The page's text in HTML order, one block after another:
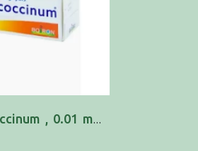
Oscillococcinum , 0.01 ml/g 30 Recipiente uni...